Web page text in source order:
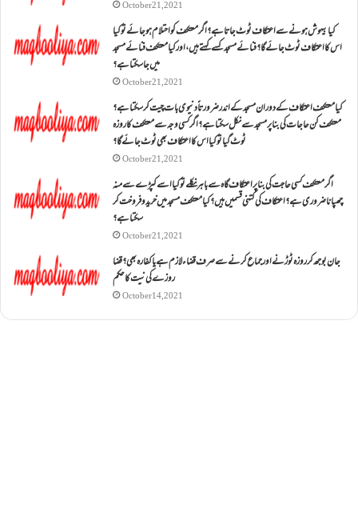
October 21, 2021
کیا بیہوش ہونے سے اعتکاف ٹوٹ جاتا ہے؟ اگر معتکف کو احتلام ہو جائے تو کیا
اس کا اعتکاف ٹوٹ جائے گا؟فنائے مسجد کسے کہتے ہیں ، اور کیا معتکف فنائے مسجد
میں جا سکتا ہے؟
October 21, 2021
کیا معتکف اعتکاف کے دوران مسجد کے اندر ضرورتاً دنیوی بات چیت کر سکتا ہے؟
معتکف کن حاجات کی بنا پر مسجد سے نکل سکتا ہے؟ اگر کسی وجہ سے معتکف کا روزہ
ٹوٹ گیا تو کیا اس کا اعتکاف بھی ٹوٹ جائے گا؟
October 21, 2021
اگر معتکف کسی حاجت کی بنا پر اعتکاف گاہ سے باہر نکلے تو کیا اسے کپڑے سے منہ
چھپانا ضروری ہے؟اعتکاف کی کتنی قسمیں ہیں؟کیا معتکف مسجد میں خرید و فروخت کر
سکتا ہے؟
October 21, 2021
جان بوجھ کر روزہ ٹوڑنے اور جماع کرنے سے صرف قضاء لازم ہے یا کفارہ بھی؟ قضا
روزے کی نیت کا حکم
October 14, 2021